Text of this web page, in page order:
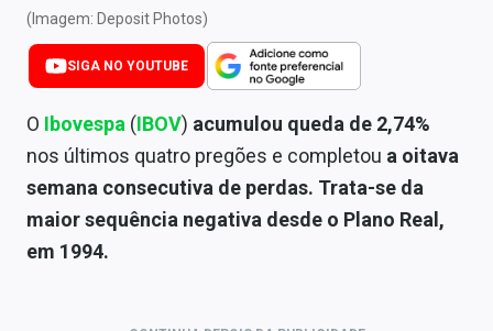
Central de Fundos Imobiliários
Central dos IPOs
Finanças Pessoais
Economia
(Imagem: Deposit Photos)
SIGA NO YOUTUBE
O Ibovespa (IBOV) acumulou queda de 2,74%
nos últimos quatro pregões e completou a oitava
semana consecutiva de perdas. Trata-se da
maior sequência negativa desde o Plano Real,
em 1994.